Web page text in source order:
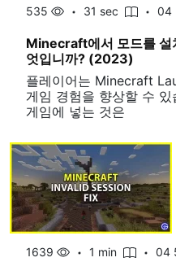
535 31 sec 04
Minecraft에서 모드를 설
엇입니까? (2023)
플레이어는 Minecraft
게임 경험을 향상할 수
게임에 넣는 것은
1639 1 min 04